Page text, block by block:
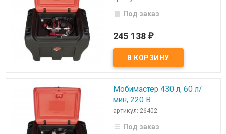
Под заказ
245 138 ₽
Мобимастер 430 л, 60 л/
мин, 220 В
артикул: 26402
Под заказ